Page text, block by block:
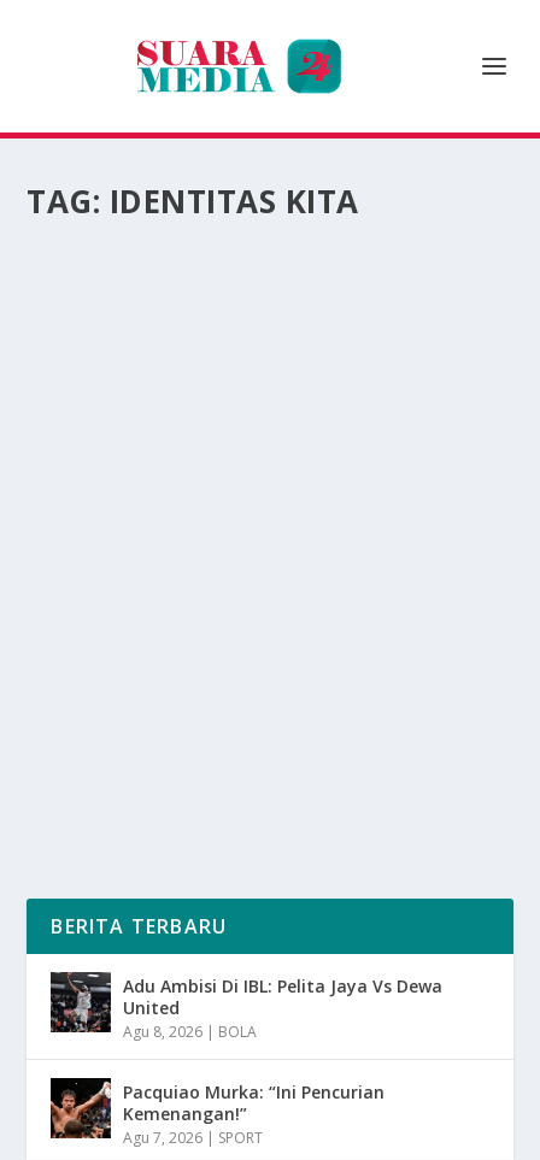
TAG: IDENTITAS KITA
BERITA TERBARU
Adu Ambisi Di IBL: Pelita Jaya Vs Dewa
United
Agu 8, 2026 | BOLA
Pacquiao Murka: “Ini Pencurian
Kemenangan!”
Agu 7, 2026 | SPORT